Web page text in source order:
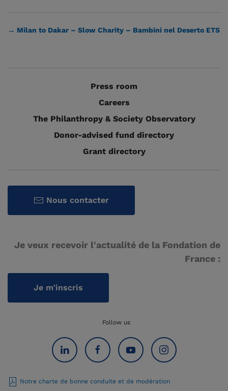
→ Milan to Dakar – Slow Charity – Bambini nel Deserto ETS
Press room
Careers
The Philanthropy & Society Observatory
Donor-advised fund directory
Grant directory
Nous contacter
Je veux recevoir l'actualité de la Fondation de
France :
Je m'inscris
Follow us
Notre charte de bonne conduite et de modération